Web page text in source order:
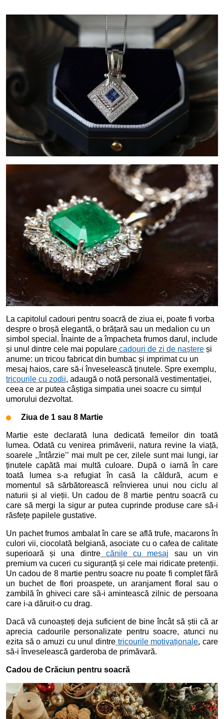
La capitolul cadouri pentru soacră de ziua ei, poate fi vorba
despre o broșă elegantă, o brățară sau un medalion cu un
simbol special. Înainte de a împacheta frumos darul, include
și unul dintre cele mai populare cadouri de zi de naștere și
anume: un tricou fabricat din bumbac și imprimat cu un
mesaj haios, care să-i înveselească ținutele. Spre exemplu,
tricourile cu zodii, adaugă o notă personală vestimentației,
ceea ce ar putea câștiga simpatia unei soacre cu simțul
umorului dezvoltat.
Ziua de 1 sau 8 Martie
Martie este declarată luna dedicată femeilor din toată
lumea. Odată cu venirea primăverii, natura revine la viață,
soarele ,,întârzie’’ mai mult pe cer, zilele sunt mai lungi, iar
ținutele capătă mai multă culoare. După o iarnă în care
toată lumea s-a refugiat în casă la căldură, acum e
momentul să sărbătorească reînvierea unui nou ciclu al
naturii și al vieții. Un cadou de 8 martie pentru soacră cu
care să mergi la sigur ar putea cuprinde produse care să-i
răsfețe papilele gustative.
Un pachet frumos ambalat în care se află trufe, macarons în
culori vii, ciocolată belgiană, asociate cu o cafea de calitate
superioară și una dintre
cănile cu mesaj sau un vin
premium va cuceri cu siguranță și cele mai ridicate pretenții.
Un cadou de 8 martie pentru soacre nu poate fi complet fără
un buchet de flori proaspete, un aranjament floral sau o
zambilă în ghiveci care să-i amintească zilnic de persoana
care i-a dăruit-o cu drag.
Dacă vă cunoașteți deja suficient de bine încât să știi că ar
aprecia cadourile personalizate pentru soacre, atunci nu
ezita să o amuzi cu unul dintre tricourile motivaționale, care
să-i înveselească garderoba de primăvară.
Cadou de Crăciun pentru soacră